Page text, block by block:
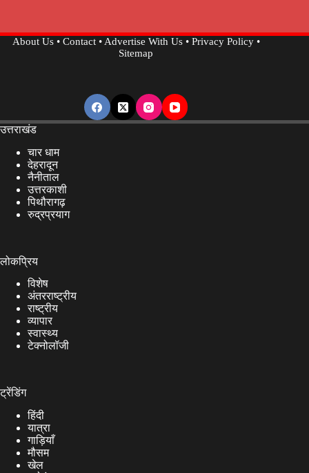
About Us• Contact•Advertise With Us• Privacy Policy•
Sitemap
उत्तराखंड
चार धाम
देहरादून
नैनीताल
उत्तरकाशी
पिथौरागढ़
रुद्रप्रयाग
लोकप्रिय
विशेष
अंतरराष्ट्रीय
राष्ट्रीय
व्यापार
स्वास्थ्य
टेक्नोलॉजी
ट्रेंडिंग
हिंदी
यात्रा
गाड़ियाँ
मौसम
खेल